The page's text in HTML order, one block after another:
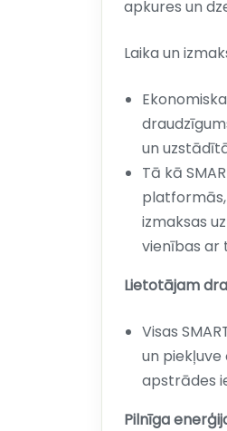
apkures un
Laika un
un
Tā kā
platformās,
izmaksas
vienības ar
Lietotājam
Visas
un piekļuve
apstrādes
Pilnīga